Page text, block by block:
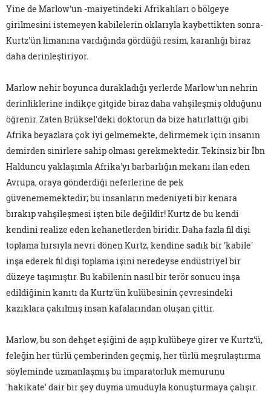
Yine de Marlow'un -maiyetindeki Afrikalıları o bölgeye
girilmesini istemeyen kabilelerin oklarıyla kaybettikten sonra-
Kurtz'ün limanına vardığında gördüğü resim, karanlığı biraz
daha derinleştiriyor.
Marlow nehir boyunca durakladığı yerlerde Marlow'un nehrin
derinliklerine indikçe gitgide biraz daha vahşileşmiş olduğunu
öğrenir. Zaten Brüksel'deki doktorun da bize hatırlattığı gibi
Afrika beyazlara çok iyi gelmemekte, delirmemek için insanın
demirden sinirlere sahip olması gerekmektedir. Tekinsiz bir İbn
Halduncu yaklaşımla Afrika'yı barbarlığın mekanı ilan eden
Avrupa, oraya gönderdiği neferlerine de pek
güvenememektedir; bu insanların medeniyeti bir kenara
bırakıp vahşileşmesi işten bile değildir! Kurtz de bu kendi
kendini realize eden kehanetlerden biridir. Daha fazla fil dişi
toplama hırsıyla nevri dönen Kurtz, kendine sadık bir 'kabile'
inşa ederek fil dişi toplama işini neredeyse endüstriyel bir
düzeye taşımıştır. Bu kabilenin nasıl bir terör sonucu inşa
edildiğinin kanıtı da Kurtz'ün kulübesinin çevresindeki
kazıklara çakılmış insan kafalarından oluşan çittir.
Marlow, bu son dehşet eşiğini de aşıp kulübeye girer ve Kurtz'ü,
feleğin her türlü çemberinden geçmiş, her türlü meşrulaştırma
söyleminde uzmanlaşmış bu imparatorluk memurunu
'hakikate' dair bir şey duyma umuduyla konuşturmaya çalışır.